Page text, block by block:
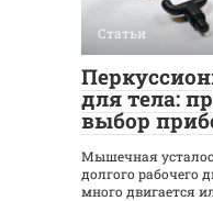
Статьи
для тела:
выбор
Мышечная
долгого рабочего
много двигается